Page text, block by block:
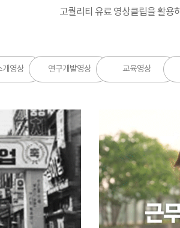
고퀄리티 유료 영상클립을 활용
개영상 연구개발영상 교육영상